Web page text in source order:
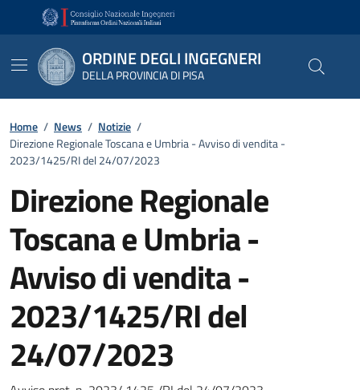
Vai ai contenuti
Vai al footer
ORDINE DEGLI INGEGNERI
DELLA PROVINCIA DI PISA
Home / News / Notizie /
Direzione Regionale Toscana e Umbria - Avviso di vendita -
2023/1425/RI del 24/07/2023
Direzione Regionale
Toscana e Umbria -
Avviso di vendita -
2023/1425/RI del
24/07/2023